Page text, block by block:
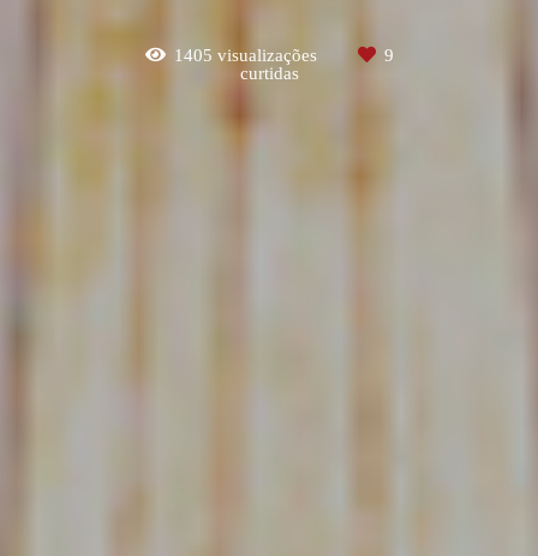
1405 visualizações
9
curtidas